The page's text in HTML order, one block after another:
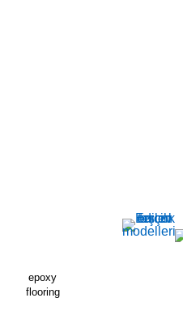
epoxy
flooring